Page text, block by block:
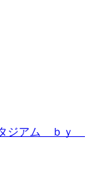
タジアム ｂｙ